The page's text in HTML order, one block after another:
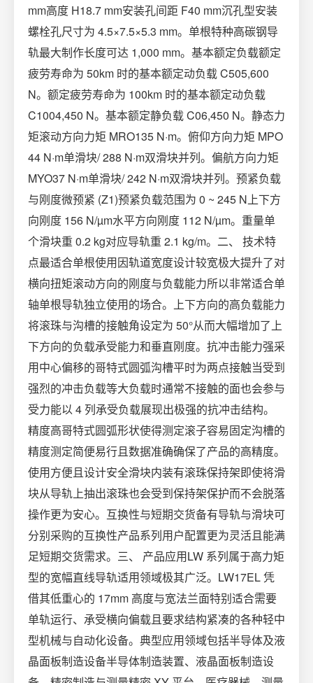
mm高度 H1​8.7 mm安装孔间距 F40 mm沉孔型安装
螺栓孔尺寸为 4.5×7.5×5.3 mm。单根特种高碳钢导
轨最大制作长度可达 1,000 mm。基本额定负载额定
疲劳寿命为 50km 时的基本额定动负载 C50​5,600
N。额定疲劳寿命为 100km 时的基本额定动负载
C100​4,450 N。基本额定静负载 C0​6,450 N。静态力
矩滚动方向力矩 MRO​135 N·m。俯仰方向力矩 MPO​
44 N·m单滑块/ 288 N·m双滑块并列。偏航方向力矩
MYO​37 N·m单滑块/ 242 N·m双滑块并列。预紧负载
与刚度微预紧 (Z1)预紧负载范围为 0 ~ 245 N上下方
向刚度 156 N/µm水平方向刚度 112 N/µm。重量单
个滑块重 0.2 kg对应导轨重 2.1 kg/m。二、 技术特
点最适合单根使用因轨道宽度设计较宽极大提升了对
横向扭矩滚动方向的刚度与负载能力所以非常适合单
轴单根导轨独立使用的场合。上下方向的高负载能力
将滚珠与沟槽的接触角设定为 50°从而大幅增加了上
下方向的负载承受能力和垂直刚度。抗冲击能力强采
用中心偏移的哥特式圆弧沟槽平时为两点接触当受到
强烈的冲击负载等大负载时通常不接触的面也会参与
受力能以 4 列承受负载展现出极强的抗冲击结构。
精度高哥特式圆弧形状使得测定滚子容易固定沟槽的
精度测定简便易行且数据准确确保了产品的高精度。
使用方便且设计安全滑块内装有滚珠保持架即使将滑
块从导轨上抽出滚珠也会受到保持架保护而不会脱落
操作更为安心。互换性与短期交货备有导轨与滑块可
分别采购的互换性产品系列用户配置更为灵活且能满
足短期交货需求。三、 产品应用LW 系列属于高力矩
型的宽幅直线导轨适用领域极其广泛。LW17EL 凭
借其低重心的 17mm 高度与宽法兰面特别适合需要
单轨运行、承受横向偏载且要求结构紧凑的各种轻中
型机械与自动化设备。典型应用领域包括半导体及液
晶面板制造设备半导体制造装置、液晶面板制造设